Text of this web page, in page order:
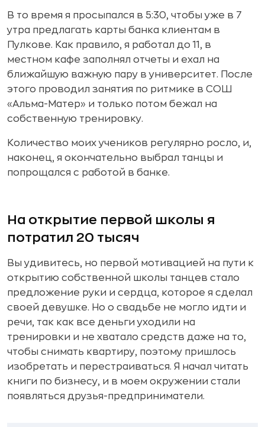
В то время я просыпался в 5:30, чтобы уже в 7
утра предлагать карты банка клиентам в
Пулкове. Как правило, я работал до 11, в
местном кафе заполнял отчеты и ехал на
ближайшую важную пару в университет. После
этого проводил занятия по ритмике в СОШ
«Альма-Матер» и только потом бежал на
собственную тренировку.
Количество моих учеников регулярно росло, и,
наконец, я окончательно выбрал танцы и
попрощался с работой в банке.
На открытие первой школы я
потратил 20 тысяч
Вы удивитесь, но первой мотивацией на пути к
открытию собственной школы танцев стало
предложение руки и сердца, которое я сделал
своей девушке. Но о свадьбе не могло идти и
речи, так как все деньги уходили на
тренировки и не хватало средств даже на то,
чтобы снимать квартиру, поэтому пришлось
изобретать и перестраиваться. Я начал читать
книги по бизнесу, и в моем окружении стали
появляться друзья-предприниматели.